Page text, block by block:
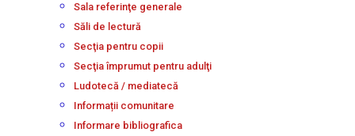
Sala referinţe generale
Săli de lectură
Secţia pentru copii
Secţia împrumut pentru adulţi
Ludotecă / mediatecă
Informații comunitare
Informare bibliografica